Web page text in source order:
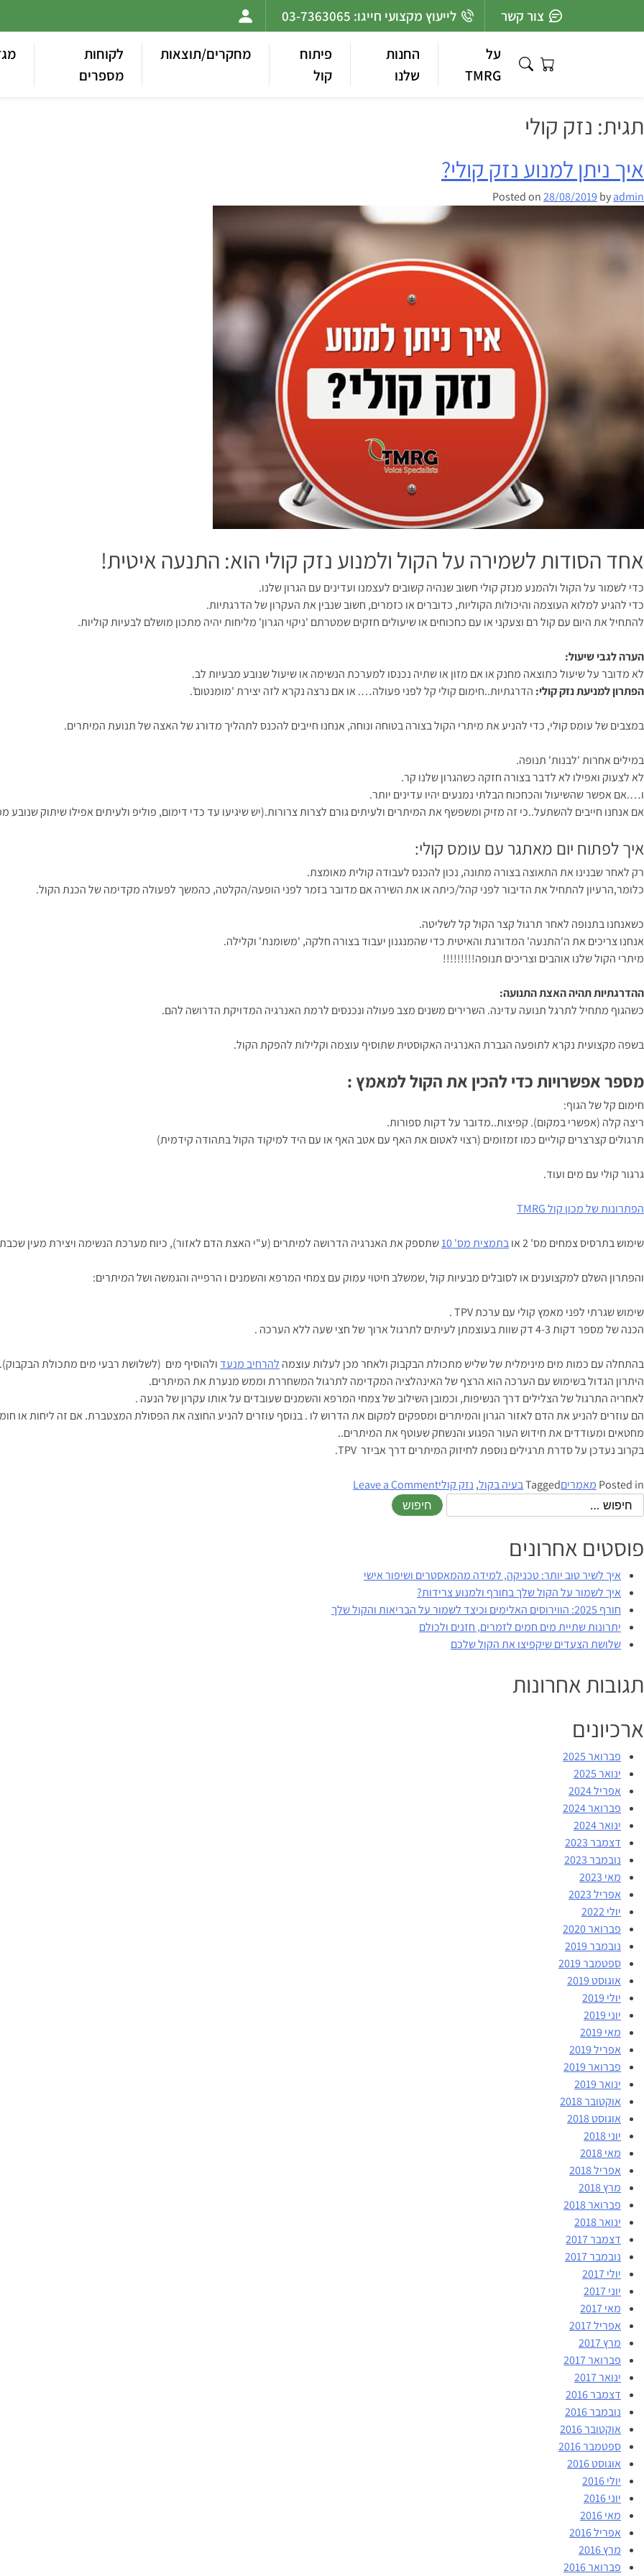
צור קשר לייעוץ מקצועי חייגו: 03-7363065
על
TMRG
החנות
שלנו
פיתוח
קול
מחקרים/תוצאות
לקוחות
מספרים
תגית: נזק קולי
איך ניתן למנוע נזק קולי?
Posted on28/08/2019 byadmin
אחד הסודות לשמירה על הקול ולמנוע נזק קולי הוא: התנעה איטית!
כדי לשמור על הקול ולהמנע מנזק קולי חשוב שנהיה קשובים לעצמנו ועדינים עם הגרון שלנו.
כדי להגיע למלוא העוצמה והיכולות הקוליות, כדוברים או כזמרים, חשוב שנבין את העקרון של הדרגתיות.
להתחיל את היום עם קול רם וצעקני או עם כחכוחים או שיעולים חזקים שמטרתם 'ניקוי הגרון' מליחות יהיה מתכון מושלם לבעיות קוליות.
הערה לגבי שיעול:
לא מדובר על שיעול כתוצאה מחנק או אם מזון או שתיה נכנסו למערכת הנשימה או שיעול שנובע מבעיות לב.
הפתרון למניעת נזק קולי: הדרגתיות..חימום קולי קל לפני פעולה…. או אם נרצה נקרא לזה יצירת 'מומנטום'.
במצבים של עומס קולי, כדי להניע את מיתרי הקול בצורה בטוחה ונוחה, אנחנו חייבים להכנס לתהליך מדורג של האצה של תנועת המיתרים.
במילים אחרות 'לבנות' תנופה.
לא לצעוק ואפילו לא לדבר בצורה חזקה כשהגרון שלנו קר.
ו….אם אפשר שהשיעול והכחכוח הבלתי נמנעים יהיו עדינים יותר.
אם אנחנו חייבים להשתעל..כי זה מזיק ומשפשף את המיתרים ולעיתים גורם לצרות צרורות.(יש שיגיעו עד כדי דימום, פוליפ ולעיתים אפילו שיתוק
איך לפתוח יום מאתגר עם עומס קולי:
רק לאחר שבנינו את התאוצה בצורה מתונה, נכון להכנס לעבודה קולית מאומצת.
כלומר,הרעיון להתחיל את הדיבור לפני קהל/כיתה או את השירה אם מדובר בזמר לפני הופעה/הקלטה, כהמשך לפעולה מקדימה של הכנת הקול.
כשאנחנו בתנופה לאחר תרגול קצר הקול קל לשליטה.
אנחנו צריכים את ה'התנעה' המדורגת והאיטית כדי שהמנגנון יעבוד בצורה חלקה, 'משומנת' וקלילה.
מיתרי הקול שלנו אוהבים וצריכים תנופה!!!!!!!!!
ההדרגתיות תהיה האצת התנועה:
כשהגוף מתחיל לתרגל תנועה עדינה. השרירים משנים מצב פעולה ונכנסים לרמת האנרגיה המדויקת הדרושה להם.
בשפה מקצועית נקרא לתופעה הגברת האנרגיה האקוסטית שתוסיף עוצמה וקלילות להפקת הקול.
מספר אפשרויות כדי להכין את הקול למאמץ :
חימום קל של הגוף:
ריצה קלה (אפשרי במקום). קפיצות..מדובר על דקות ספורות.
תרגולים קצרצרים קוליים כמו זמזומים (רצוי לאטום את האף עם אטב האף או עם היד למיקוד הקול בתהודה קידמית)
גרגור קולי עם מים ועוד.
הפתרונות של מכון קול TMRG
שימוש בתרסיס צמחים מס' 2 או בתמצית מס' 10 שתספק את האנרגיה הדרושה למיתרים (ע"י האצת הדם לאזור), כיוח מערכת הנשימה ויצירת מעין
והפתרון השלם למקצוענים או לסובלים מבעיות קול ,שמשלב חיטוי עמוק עם צמחי המרפא והשמנים ו הרפייה והגמשה ושל המיתרים:
שימוש שגרתי לפני מאמץ קולי עם ערכת TPV .
הכנה של מספר דקות 4-3 דק שוות בעוצמתן לעיתים לתרגול ארוך של חצי שעה ללא הערכה .
בהתחלה עם כמות מים מינימלית של שליש מתכולת הבקבוק ולאחר מכן לעלות עוצמה להרחיב מנעדולהוסיף מים (לשלושת רבעי מים מתכולת
היתרון הגדול בשימוש עם הערכה הוא הרצף של האינהלציה המקדימה לתרגול המשחררת וממש מנערת את המיתרים.
לאחריה התרגול של הצלילים דרך הנשיפות, וכמובן השילוב של צמחי המרפא והשמנים שעובדים על אותו עקרון של הנעה .
הם עוזרים להניע את הדם לאזור הגרון והמיתרים ומספקים למקום את הדרוש לו . בנוסף עוזרים להניע החוצה את הפסולת המצטברת. אם זה ליחות או
מחטאים ומעודדים את חידוש העור הפגוע והנשחק שעוטף את המיתרים..
בקרוב נעדכן על סדרת תרגילים נוספת לחיזוק המיתרים דרך אביזר TPV.
Posted in מאמריםTaggedבעיה בקול, נזק קוליLeave a Comment
פוסטים אחרונים
איך לשיר טוב יותר: טכניקה, למידה מהמאסטרים ושיפור אישי
איך לשמור על הקול שלך בחורף ולמנוע צרידות?
חורף 2025: הווירוסים האלימים וכיצד לשמור על הבריאות והקול שלך
יתרונות שתיית מים חמים לזמרים, חזנים ולכולם
שלושת הצעדים שיקפיצו את הקול שלכם
תגובות אחרונות
ארכיונים
פברואר 2025
ינואר 2025
אפריל 2024
פברואר 2024
ינואר 2024
דצמבר 2023
נובמבר 2023
מאי 2023
אפריל 2023
יולי 2022
פברואר 2020
נובמבר 2019
ספטמבר 2019
אוגוסט 2019
יולי 2019
יוני 2019
מאי 2019
אפריל 2019
פברואר 2019
ינואר 2019
אוקטובר 2018
אוגוסט 2018
יוני 2018
מאי 2018
אפריל 2018
מרץ 2018
פברואר 2018
ינואר 2018
דצמבר 2017
נובמבר 2017
יולי 2017
יוני 2017
מאי 2017
אפריל 2017
מרץ 2017
פברואר 2017
ינואר 2017
דצמבר 2016
נובמבר 2016
אוקטובר 2016
ספטמבר 2016
אוגוסט 2016
יולי 2016
יוני 2016
מאי 2016
אפריל 2016
מרץ 2016
פברואר 2016